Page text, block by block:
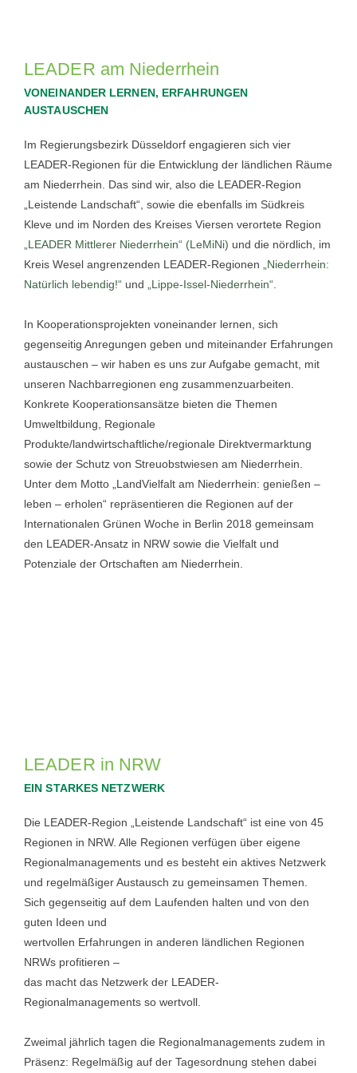
LEADER am Niederrhein
VONEINANDER LERNEN, ERFAHRUNGEN
AUSTAUSCHEN
Im Regierungsbezirk Düsseldorf engagieren sich vier
LEADER-Regionen für die Entwicklung der ländlichen Räume
am Niederrhein. Das sind wir, also die LEADER-Region
„Leistende Landschaft“, sowie die ebenfalls im Südkreis
Kleve und im Norden des Kreises Viersen verortete Region
„LEADER Mittlerer Niederrhein“ (LeMiNi) und die nördlich, im
Kreis Wesel angrenzenden LEADER-Regionen
„Niederrhein:
Natürlich lebendig!“ und „Lippe-Issel-Niederrhein“
In Kooperationsprojekten voneinander lernen, sich
gegenseitig Anregungen geben und miteinander Erfahrungen
austauschen – wir haben es uns zur Aufgabe gemacht, mit
unseren Nachbarregionen eng zusammenzuarbeiten.
Konkrete Kooperationsansätze bieten die Themen
Umweltbildung, Regionale
Produkte/landwirtschaftliche/regionale Direktvermarktung
sowie der Schutz von Streuobstwiesen am Niederrhein.
Unter dem Motto „LandVielfalt am Niederrhein: genießen –
leben – erholen“ repräsentieren die Regionen auf der
Internationalen Grünen Woche in Berlin 2018 gemeinsam
den LEADER-Ansatz in NRW sowie die Vielfalt und
Potenziale der Ortschaften am Niederrhein.
LEADER in NRW
EIN STARKES NETZWERK
Die LEADER-Region „Leistende Landschaft“ ist eine von 45
Regionen in NRW. Alle Regionen verfügen über eigene
Regionalmanagements und es besteht ein aktives Netzwerk
und regelmäßiger Austausch zu gemeinsamen Themen.
Sich gegenseitig auf dem Laufenden halten und von den
guten Ideen und
wertvollen Erfahrungen in anderen ländlichen Regionen
NRWs profitieren –
das macht das Netzwerk der LEADER-
Regionalmanagements so wertvoll.
Zweimal jährlich tagen die Regionalmanagements zudem in
Präsenz: Regelmäßig auf der Tagesordnung stehen dabei